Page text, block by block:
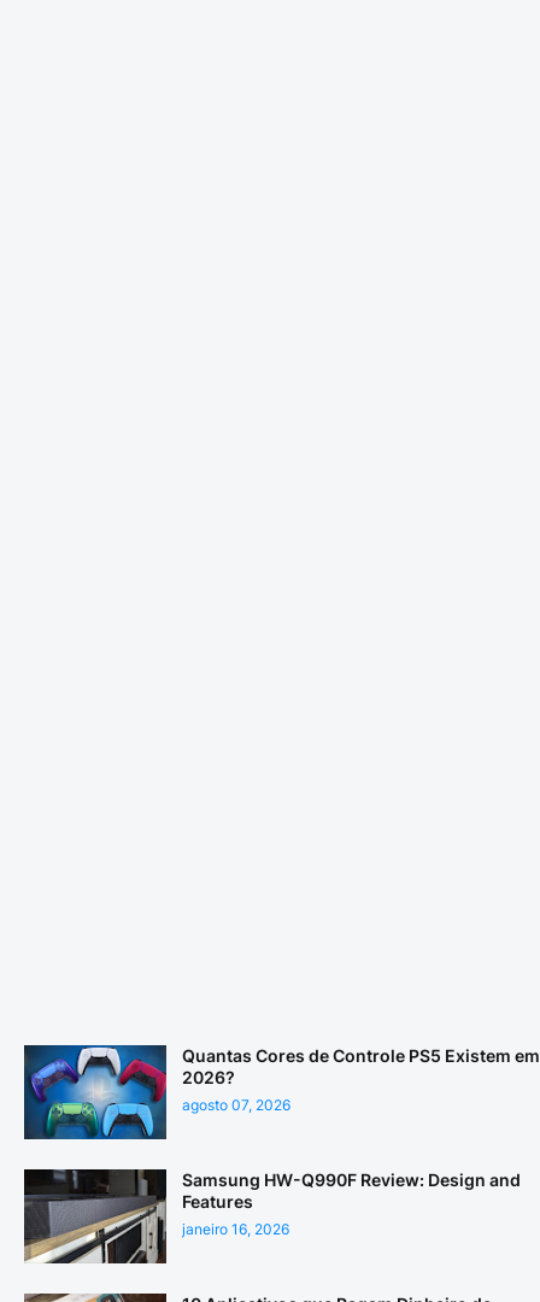
Quantas Cores de Controle PS5 Existem em
2026?
agosto 07, 2026
Samsung HW-Q990F Review: Design and
Features
janeiro 16, 2026